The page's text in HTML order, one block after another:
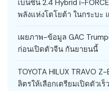
เบนซิน 2.4 Hybrid i-
พลังแห่งโตโยต้า ในกระบะ
เผยภาพ-ข้อมูล GAC
ก่อนเปิดตัวจีน กันยายนนี้
TOYOTA HILUX TRAVO
ลิตรให้เลือกเตรียมเปิดตัวเร็